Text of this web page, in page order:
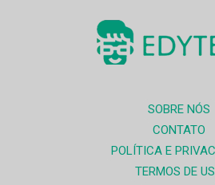
SOBRE NÓS
CONTATO
POLÍTICA E
TERMOS DE